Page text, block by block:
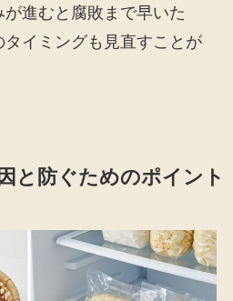
進むと腐敗まで早いた
イミングも見直すことが
と防ぐためのポイント